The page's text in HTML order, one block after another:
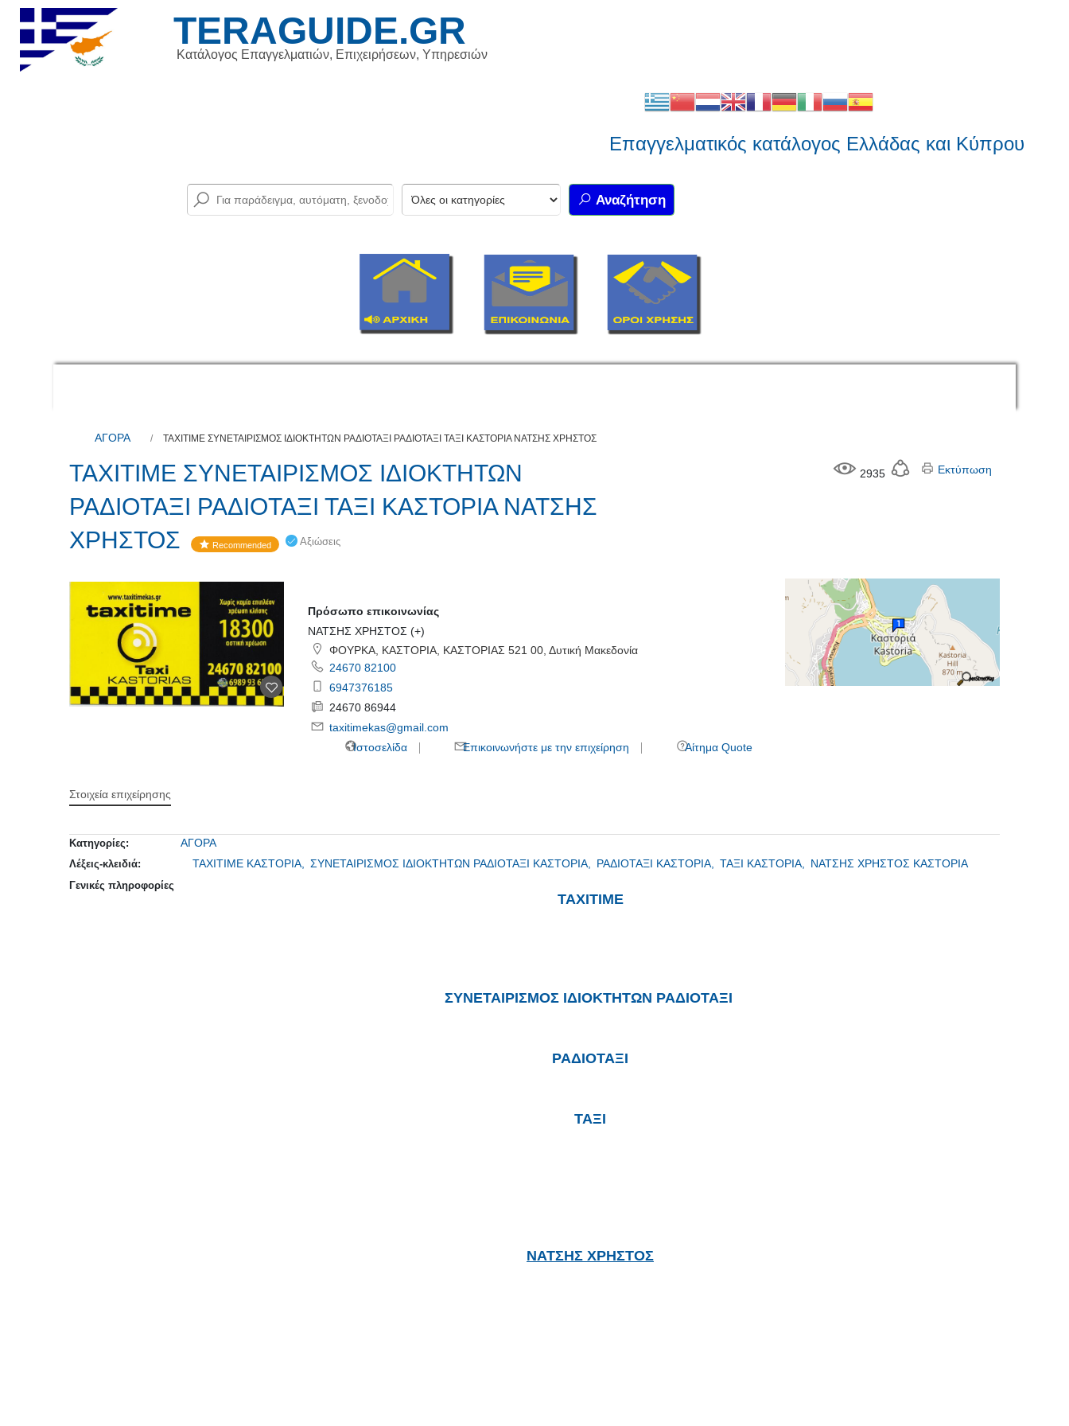
Κατάλογος Επαγγελματιών, Επιχειρήσεων, Υπηρεσιών
TERAGUIDE.GR
Επαγγελματικός κατάλογος Ελλάδας και Κύπρου
Αναζήτηση
ΑΓΟΡΑ ΤΑΧΙΤΙΜΕ ΣΥΝΕΤΑΙΡΙΣΜΟΣ ΙΔΙΟΚΤΗΤΩΝ ΡΑΔΙΟΤΑΞΙ ΡΑΔΙΟΤΑΞΙ ΤΑΞΙ ΚΑΣΤΟΡΙΑ ΝΑΤΣΗΣ ΧΡΗΣΤΟΣ
ΤΑΧΙΤΙΜΕ ΣΥΝΕΤΑΙΡΙΣΜΟΣ ΙΔΙΟΚΤΗΤΩΝ
ΡΑΔΙΟΤΑΞΙ ΡΑΔΙΟΤΑΞΙ ΤΑΞΙ ΚΑΣΤΟΡΙΑ ΝΑΤΣΗΣ
ΧΡΗΣΤΟΣ
Recommended Αξιώσεις
2935 Εκτύπωση
Πρόσωπο επικοινωνίας
ΝΑΤΣΗΣ ΧΡΗΣΤΟΣ (+)
ΦΟΥΡΚΑ, ΚΑΣΤΟΡΙΑ, ΚΑΣΤΟΡΙΑΣ 521 00, Δυτική Μακεδονία
24670 82100
6947376185
24670 86944
taxitimekas@gmail.com
Ιστοσελίδα
Επικοινωνήστε με την επιχείρηση Αίτημα Quote
Στοιχεία επιχείρησης
Κατηγορίες: ΑΓΟΡΑ
Λέξεις-κλειδιά: ΤΑΧΙΤΙΜΕ ΚΑΣΤΟΡΙΑ, ΣΥΝΕΤΑΙΡΙΣΜΟΣ ΙΔΙΟΚΤΗΤΩΝ ΡΑΔΙΟΤΑΞΙ ΚΑΣΤΟΡΙΑ, ΡΑΔΙΟΤΑΞΙ ΚΑΣΤΟΡΙΑ, ΤΑΞΙ ΚΑΣΤΟΡΙΑ, ΝΑΤΣΗΣ ΧΡΗΣΤΟΣ ΚΑΣΤΟΡΙΑ
Γενικές πληροφορίες
ΤΑΧΙΤΙΜΕ
ΣΥΝΕΤΑΙΡΙΣΜΟΣ ΙΔΙΟΚΤΗΤΩΝ ΡΑΔΙΟΤΑΞΙ
ΡΑΔΙΟΤΑΞΙ
ΤΑΞΙ
ΝΑΤΣΗΣ ΧΡΗΣΤΟΣ